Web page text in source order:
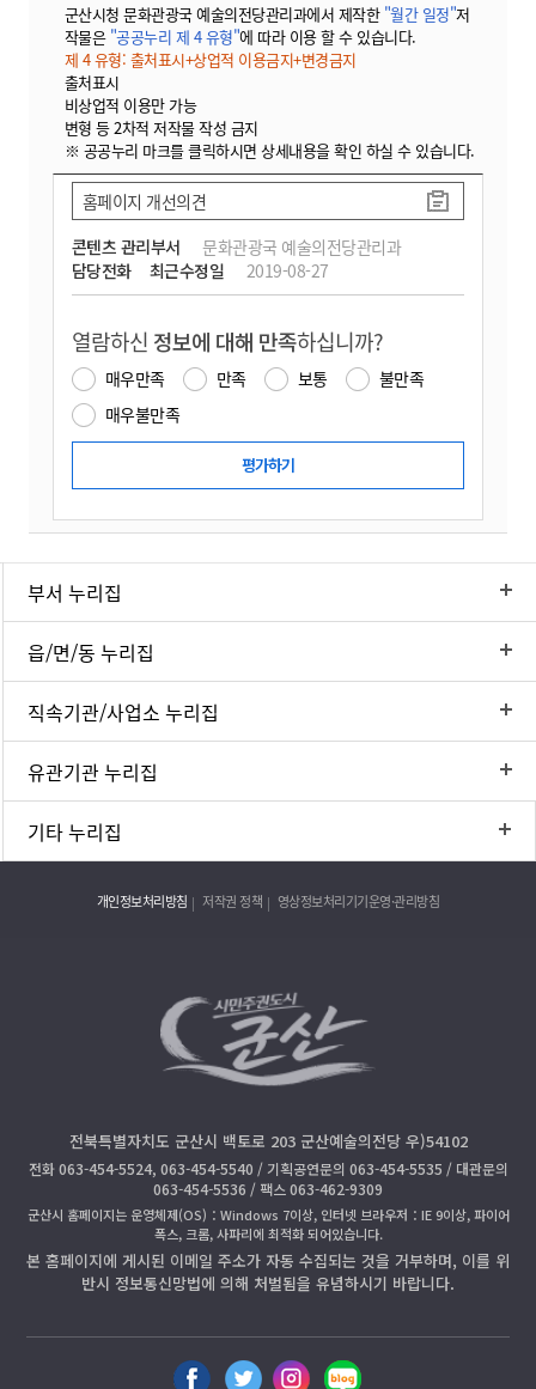
군산시청 문화관광국 예술의전당관리과에서 제작한 "월간 일정"저
작물은 "공공누리 제 4 유형"에 따라 이용 할 수 있습니다.
제 4 유형: 출처표시+상업적 이용금지+변경금지
출처표시
비상업적 이용만 가능
변형 등 2차적 저작물 작성 금지
※ 공공누리 마크를 클릭하시면 상세내용을 확인 하실 수 있습니다.
콘텐츠 관리부서
문화관광국 예술의전당관리과
담당전화
최근수정일 2019-08-27
홈페이지 개선의견
열람하신 정보에 대해 만족하십니까?
매우만족 만족 보통
불만족
매우불만족
부서 누리집
읍/면/동 누리집
직속기관/사업소 누리집
유관기관 누리집
기타 누리집
개인정보처리방침 저작권 정책 영상정보처리기기운영·관리방침
전북특별자치도 군산시 백토로 203 군산예술의전당 우)54102
전화 063-454-5524, 063-454-5540 / 기획공연문의 063-454-5535 / 대관문의
063-454-5536 / 팩스 063-462-9309
군산시 홈페이지는 운영체제(OS)：Windows 7이상, 인터넷 브라우저：IE 9이상, 파이어
폭스, 크롬, 사파리에 최적화 되어있습니다.
본 홈페이지에 게시된 이메일 주소가 자동 수집되는 것을 거부하며, 이를 위
반시 정보통신망법에 의해 처벌됨을 유념하시기 바랍니다.
페
트
인
블